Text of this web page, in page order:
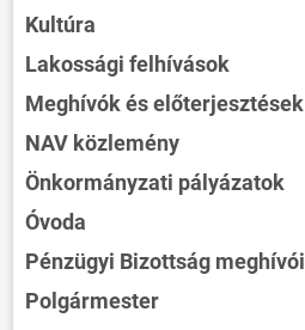
Kultúra
Lakossági felhívások
Meghívók és előterjesztések
NAV közlemény
Önkormányzati pályázatok
Óvoda
Pénzügyi Bizottság meghívói
Polgármester